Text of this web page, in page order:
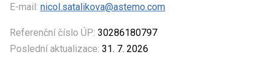
E-mail: nicol.satalikova@astemo.com
Referenční číslo ÚP: 30286180797
Poslední aktualizace: 31. 7. 2026